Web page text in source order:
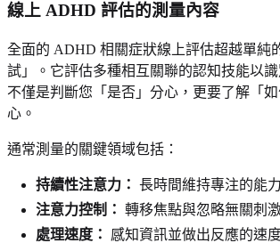
線上 ADHD 評估的測量內容
全面的 ADHD 相關症狀線上評估超越單純
試」。它評估多種相互關聯的認知技能以
不僅是判斷您「是否」分心，更要了解「
心。
通常測量的關鍵領域包括：
持續性注意力： 長時間維持專注的能力
注意力控制： 轉移焦點與忽略無關刺
處理速度：
感知資訊並做出反應的速